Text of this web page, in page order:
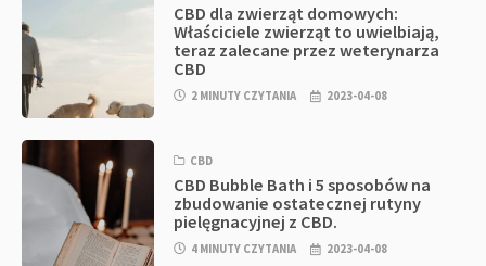
CBD dla zwierząt domowych:
Właściciele zwierząt to uwielbiają,
teraz zalecane przez weterynarza
CBD
2 MINUTY CZYTANIA 2023-04-08
CBD
CBD Bubble Bath i 5 sposobów na
zbudowanie ostatecznej rutyny
pielęgnacyjnej z CBD.
4 MINUTY CZYTANIA 2023-04-08